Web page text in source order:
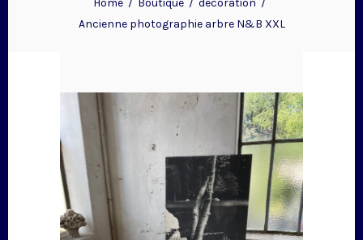
Ancienne photographie arbre N&B XXL